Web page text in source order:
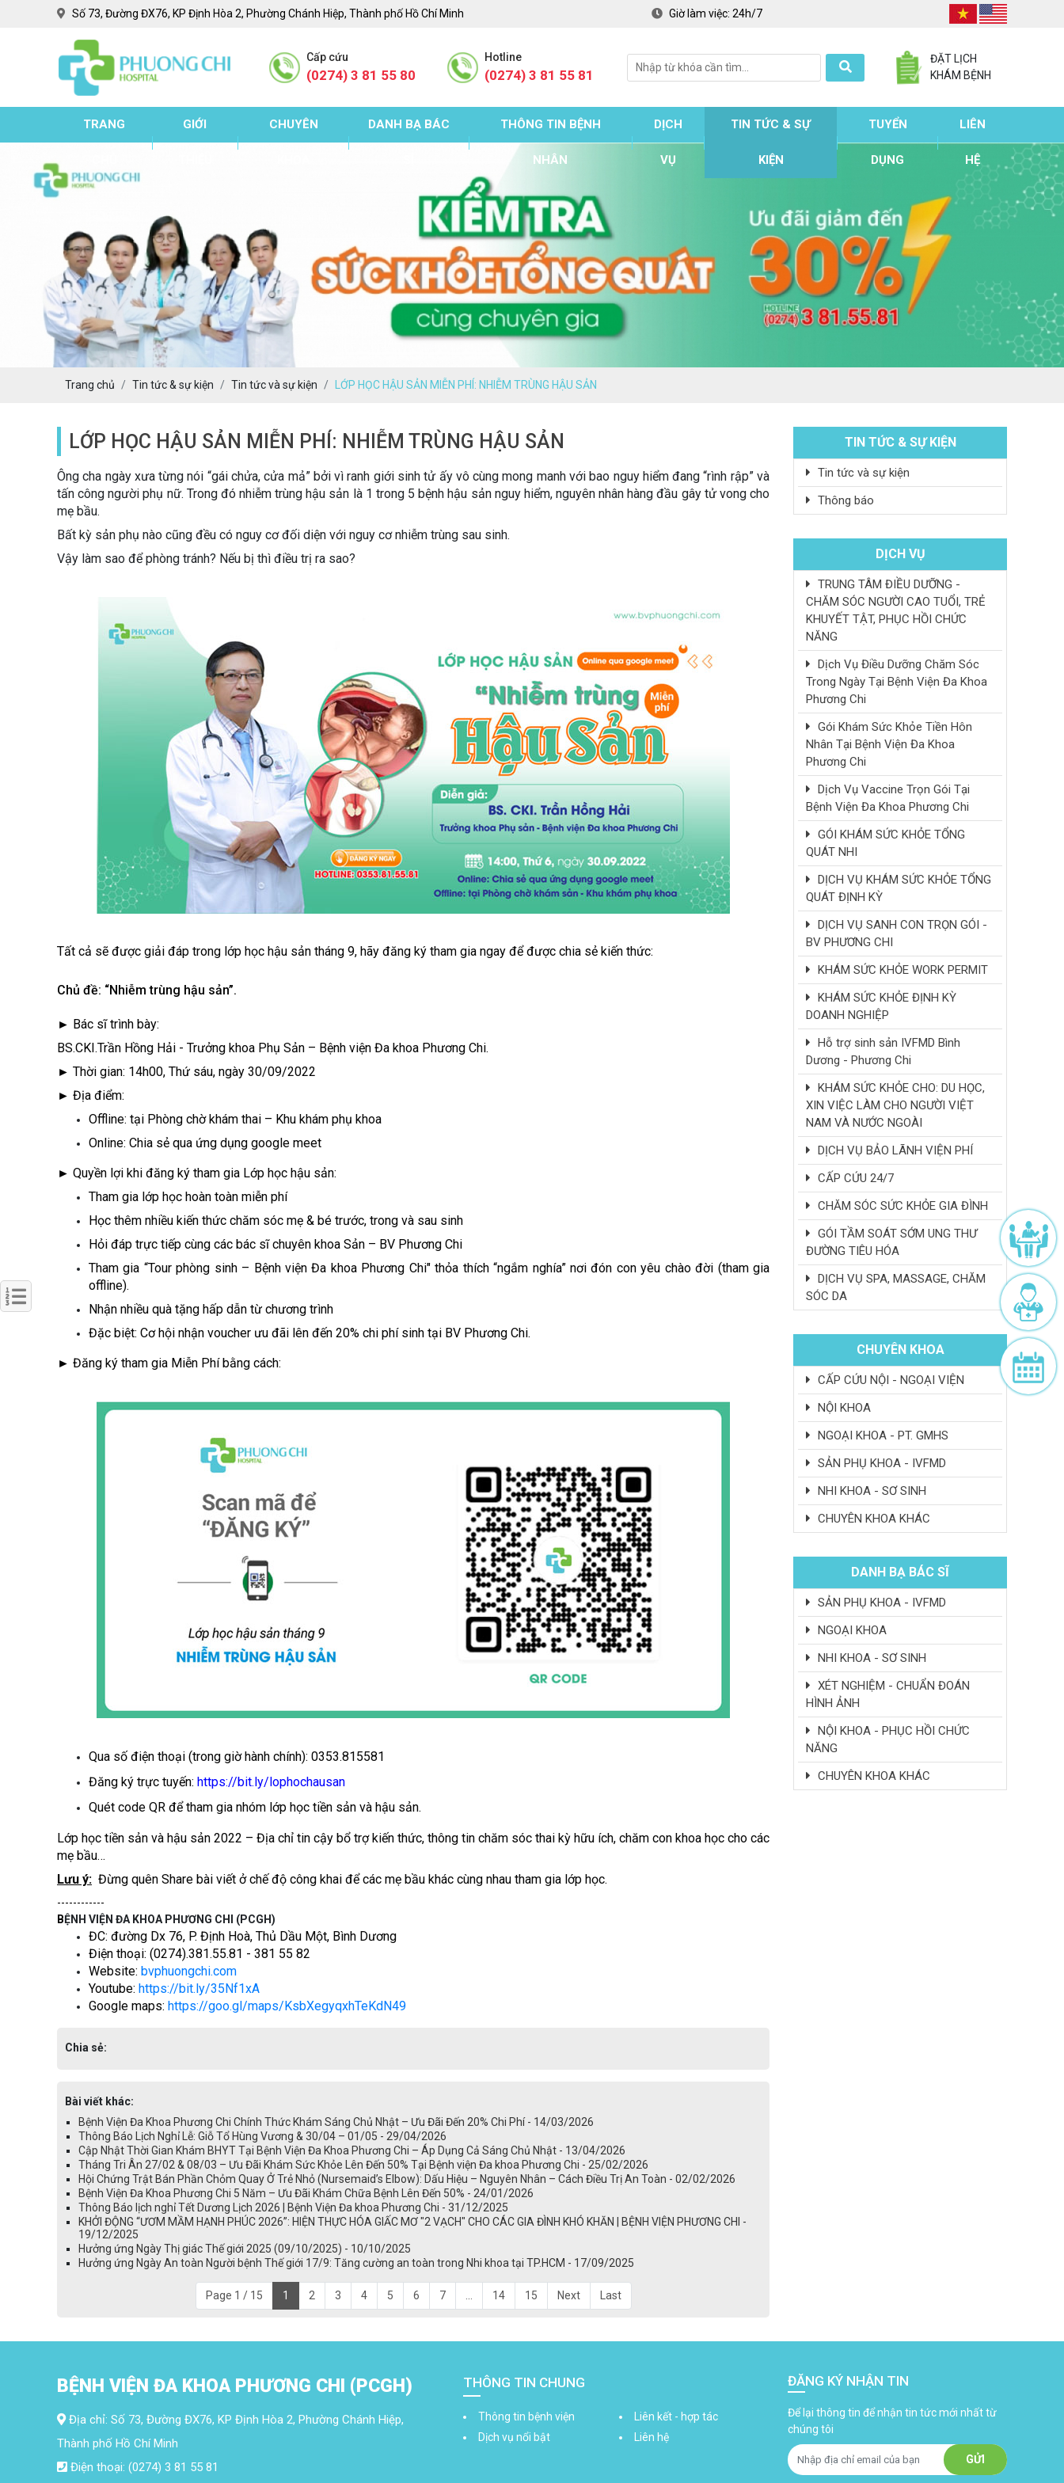
Số 73, Đường ĐX76, KP Định Hòa 2, Phường Chánh Hiệp, Thành phố Hồ Chí Minh Giờ làm việc: 24h/7
Cấp cứu
(0274) 3 81 55 80
Hotline
(0274) 3 81 55 81
ĐẶT LỊCH
KHÁM BỆNH
TRANG GIỚI CHUYÊN DANH BẠ BÁC THÔNG TIN BỆNH
NHÂN
DỊCH
VỤ
TIN TỨC & SỰ
KIỆN
TUYỂN
DỤNG
LIÊN
HỆ
Trang chủ Tin tức & sự kiện Tin tức và sự kiện LỚP HỌC HẬU SẢN MIỄN PHÍ: NHIỄM TRÙNG HẬU SẢN
LỚP HỌC HẬU SẢN MIỄN PHÍ: NHIỄM TRÙNG HẬU SẢN
Ông cha ngày xưa từng nói “gái chửa, cửa mả” bởi vì ranh giới sinh tử ấy vô cùng mong manh với bao nguy hiểm đang “rình rập” và
tấn công người phụ nữ. Trong đó nhiễm trùng hậu sản là 1 trong 5 bệnh hậu sản nguy hiểm, nguyên nhân hàng đầu gây tử vong cho
mẹ bầu.
Bất kỳ sản phụ nào cũng đều có nguy cơ đối diện với nguy cơ nhiễm trùng sau sinh.
Vậy làm sao để phòng tránh? Nếu bị thì điều trị ra sao?
Tất cả sẽ được giải đáp trong lớp học hậu sản tháng 9, hãy đăng ký tham gia ngay để được chia sẻ kiến thức:
Chủ đề: “Nhiễm trùng hậu sản”.
► Bác sĩ trình bày:
BS.CKI.Trần Hồng Hải - Trưởng khoa Phụ Sản – Bệnh viện Đa khoa Phương Chi.
► Thời gian: 14h00, Thứ sáu, ngày 30/09/2022
► Địa điểm:
Offline: tại Phòng chờ khám thai – Khu khám phụ khoa
Online: Chia sẻ qua ứng dụng google meet
► Quyền lợi khi đăng ký tham gia Lớp học hậu sản:
Tham gia lớp học hoàn toàn miễn phí
Học thêm nhiều kiến thức chăm sóc mẹ & bé trước, trong và sau sinh
Hỏi đáp trực tiếp cùng các bác sĩ chuyên khoa Sản – BV Phương Chi
Tham gia “Tour phòng sinh – Bệnh viện Đa khoa Phương Chi" thỏa thích “ngắm nghía” nơi đón con yêu chào đời (tham gia
offline).
Nhận nhiều quà tặng hấp dẫn từ chương trình
Đặc biệt: Cơ hội nhận voucher ưu đãi lên đến 20% chi phí sinh tại BV Phương Chi.
► Đăng ký tham gia Miễn Phí bằng cách:
Qua số điện thoại (trong giờ hành chính): 0353.815581
Đăng ký trực tuyến: https://bit.ly/lophochausan
Quét code QR để tham gia nhóm lớp học tiền sản và hậu sản.
Lớp học tiền sản và hậu sản 2022 – Địa chỉ tin cậy bổ trợ kiến thức, thông tin chăm sóc thai kỳ hữu ích, chăm con khoa học cho các
mẹ bầu…
Lưu ý: Đừng quên Share bài viết ở chế độ công khai để các mẹ bầu khác cùng nhau tham gia lớp học.
------------
BỆNH VIỆN ĐA KHOA PHƯƠNG CHI (PCGH)
ĐC: đường Dx 76, P. Định Hoà, Thủ Dầu Một, Bình Dương
Điện thoại: (0274).381.55.81 - 381 55 82
Website: bvphuongchi.com
Youtube: https://bit.ly/35Nf1xA
Google maps: https://goo.gl/maps/KsbXegyqxhTeKdN49
Chia sẻ:
Bài viết khác:
Bệnh Viện Đa Khoa Phương Chi Chính Thức Khám Sáng Chủ Nhật – Ưu Đãi Đến 20% Chi Phí - 14/03/2026
Thông Báo Lịch Nghỉ Lễ: Giỗ Tổ Hùng Vương & 30/04 – 01/05 - 29/04/2026
Cập Nhật Thời Gian Khám BHYT Tại Bệnh Viện Đa Khoa Phương Chi – Áp Dụng Cả Sáng Chủ Nhật - 13/04/2026
Tháng Tri Ân 27/02 & 08/03 – Ưu Đãi Khám Sức Khỏe Lên Đến 50% Tại Bệnh viện Đa khoa Phương Chi - 25/02/2026
Hội Chứng Trật Bán Phần Chỏm Quay Ở Trẻ Nhỏ (Nursemaid’s Elbow): Dấu Hiệu – Nguyên Nhân – Cách Điều Trị An Toàn - 02/02/2026
Bệnh Viện Đa Khoa Phương Chi 5 Năm – Ưu Đãi Khám Chữa Bệnh Lên Đến 50% - 24/01/2026
Thông Báo lịch nghỉ Tết Dương Lịch 2026 | Bệnh Viện Đa khoa Phương Chi - 31/12/2025
KHỞI ĐỘNG “ƯƠM MẦM HẠNH PHÚC 2026”: HIỆN THỰC HÓA GIẤC MƠ "2 VẠCH" CHO CÁC GIA ĐÌNH KHÓ KHĂN | BỆNH VIỆN PHƯƠNG CHI -
19/12/2025
Hưởng ứng Ngày Thị giác Thế giới 2025 (09/10/2025) - 10/10/2025
Hưởng ứng Ngày An toàn Người bệnh Thế giới 17/9: Tăng cường an toàn trong Nhi khoa tại TP.HCM - 17/09/2025
Page 1 / 15 1 2 3 4 5 6 7 14 15 Next Last
TIN TỨC & SỰ KIỆN
Tin tức và sự kiện
Thông báo
DỊCH VỤ
TRUNG TÂM ĐIỀU DƯỠNG -
CHĂM SÓC NGƯỜI CAO TUỔI, TRẺ
KHUYẾT TẬT, PHỤC HỒI CHỨC
NĂNG
Dịch Vụ Điều Dưỡng Chăm Sóc
Trong Ngày Tại Bệnh Viện Đa Khoa
Phương Chi
Gói Khám Sức Khỏe Tiền Hôn
Nhân Tại Bệnh Viện Đa Khoa
Phương Chi
Dịch Vụ Vaccine Trọn Gói Tại
Bệnh Viện Đa Khoa Phương Chi
GÓI KHÁM SỨC KHỎE TỔNG
QUÁT NHI
DỊCH VỤ KHÁM SỨC KHỎE TỔNG
QUÁT ĐỊNH KỲ
DỊCH VỤ SANH CON TRỌN GÓI -
BV PHƯƠNG CHI
KHÁM SỨC KHỎE WORK PERMIT
KHÁM SỨC KHỎE ĐỊNH KỲ
DOANH NGHIỆP
Hỗ trợ sinh sản IVFMD Bình
Dương - Phương Chi
KHÁM SỨC KHỎE CHO: DU HỌC,
XIN VIỆC LÀM CHO NGƯỜI VIỆT
NAM VÀ NƯỚC NGOÀI
DỊCH VỤ BẢO LÃNH VIỆN PHÍ
CẤP CỨU 24/7
CHĂM SÓC SỨC KHỎE GIA ĐÌNH
GÓI TẦM SOÁT SỚM UNG THƯ
ĐƯỜNG TIÊU HÓA
DỊCH VỤ SPA, MASSAGE, CHĂM
SÓC DA
CHUYÊN KHOA
CẤP CỨU NỘI - NGOẠI VIỆN
NỘI KHOA
NGOẠI KHOA - PT. GMHS
SẢN PHỤ KHOA - IVFMD
NHI KHOA - SƠ SINH
CHUYÊN KHOA KHÁC
DANH BẠ BÁC SĨ
SẢN PHỤ KHOA - IVFMD
NGOẠI KHOA
NHI KHOA - SƠ SINH
XÉT NGHIỆM - CHUẨN ĐOÁN
HÌNH ẢNH
NỘI KHOA - PHỤC HỒI CHỨC
NĂNG
CHUYÊN KHOA KHÁC
BỆNH VIỆN ĐA KHOA PHƯƠNG CHI (PCGH)
Địa chỉ: Số 73, Đường ĐX76, KP Định Hòa 2, Phường Chánh Hiệp,
Thành phố Hồ Chí Minh
Điện thoại: (0274) 3 81 55 81
THÔNG TIN CHUNG
Thông tin bệnh viện
Liên kết - hợp tác
Dịch vụ nổi bật
Liên hệ
ĐĂNG KÝ NHẬN TIN
Để lại thông tin để nhận tin tức mới nhất từ
chúng tôi